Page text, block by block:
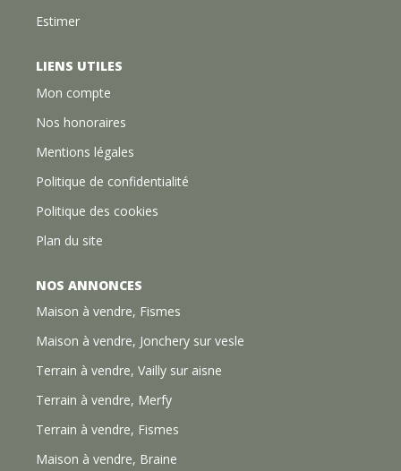
Estimer
LIENS UTILES
Mon compte
Nos honoraires
Mentions légales
Politique de confidentialité
Politique des cookies
Plan du site
NOS ANNONCES
Maison à vendre, Fismes
Maison à vendre, Jonchery sur vesle
Terrain à vendre, Vailly sur aisne
Terrain à vendre, Merfy
Terrain à vendre, Fismes
Maison à vendre, Braine